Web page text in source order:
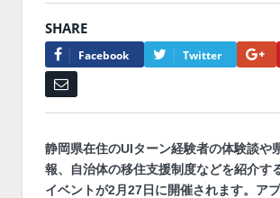
SHARE
Facebook Twitter
静岡県在住のUIターン経験者の体験談や
報、自治体の移住支援制度などを紹介す
イベントが2月27日に開催されます。ア